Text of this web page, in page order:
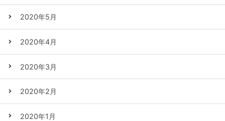
2020年5月
2020年4月
2020年3月
2020年2月
2020年1月